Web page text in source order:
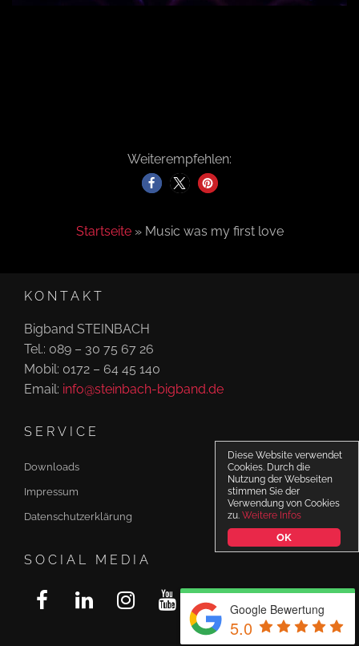
Google Bewertung
5.0
Weiterempfehlen:
Startseite» Music was my first love
KONTAKT
Bigband STEINBACH
Tel.: 089 – 30 75 67 26
Mobil: 0172 – 64 45 140
Email: info@steinbach-bigband.de
SERVICE
Downloads
Impressum
Datenschutzerklärung
SOCIAL MEDIA
Diese Website verwendet
Cookies. Durch die
Nutzung der Webseiten
stimmen Sie der
Verwendung von Cookies
zu. Weitere Infos
OK